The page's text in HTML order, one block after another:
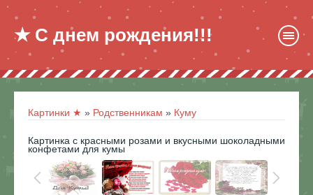
★ С днем рождения!!!
Картинки ★ » Родственникам » Куму
Картинка с красными розами и вкусными шоколадными
конфетами для кумы